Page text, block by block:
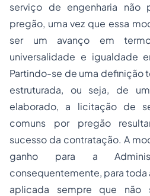
serviço de engenharia não
pregão, uma vez que essa
ser um avanço em
universalidade e igualdade
Partindo-se de uma definição
estruturada, ou seja, de
elaborado, a licitação de
comuns por pregão
sucesso da contratação. A
ganho para a
consequentemente, para toda
aplicada sempre que não